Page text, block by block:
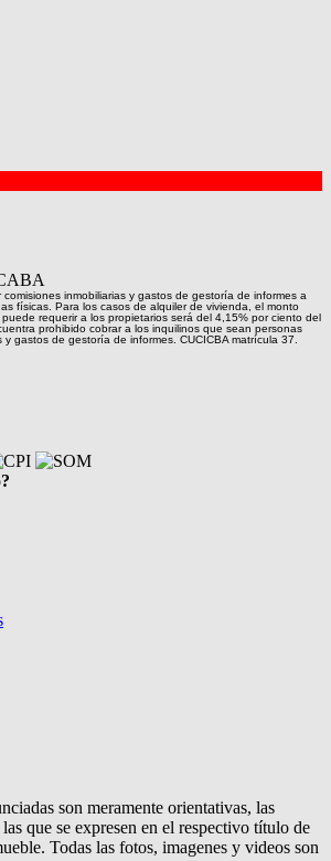
inmobiliarias y gastos de gestoría de informes a
físicas. Para los casos de alquiler de vivienda, el monto
requerir a los propietarios será del 4,15% por ciento del
prohibido cobrar a los inquilinos que sean personas
y gastos de gestoría de informes. CUCICBA matrícula 37.
son meramente orientativas, las
que se expresen en el respectivo título de
Todas las fotos, imagenes y videos son